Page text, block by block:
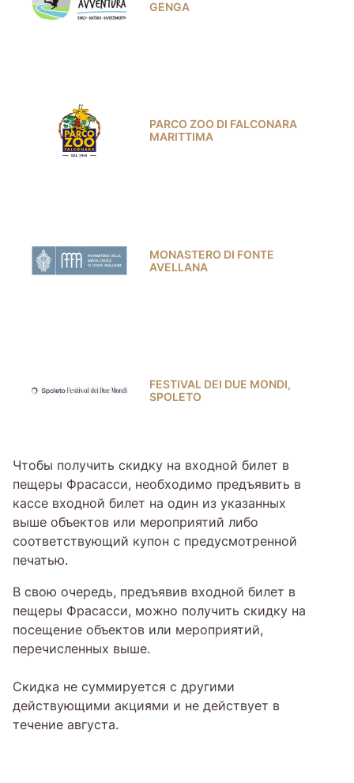
GENGA
PARCO ZOO DI FALCONARA
MARITTIMA
MONASTERO DI FONTE
AVELLANA
FESTIVAL DEI DUE MONDI,
SPOLETO
Чтобы получить скидку на входной билет в
пещеры Фрасасси, необходимо предъявить в
кассе входной билет на один из указанных
выше объектов или мероприятий либо
соответствующий купон с предусмотренной
печатью.
В свою очередь, предъявив входной билет в
пещеры Фрасасси, можно получить скидку на
посещение объектов или мероприятий,
перечисленных выше.
Скидка не суммируется с другими
действующими акциями и не действует в
течение августа.